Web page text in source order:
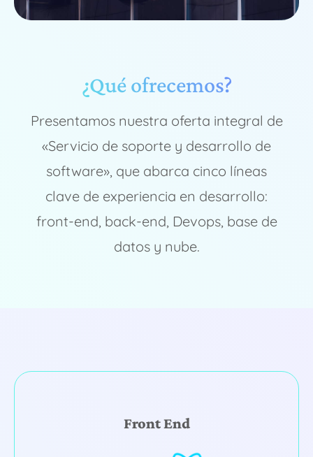
¿Qué ofrecemos?
Presentamos nuestra oferta integral de
«Servicio de soporte y desarrollo de
software», que abarca cinco líneas
clave de experiencia en desarrollo:
front-end, back-end, Devops, base de
datos y nube.
Front End